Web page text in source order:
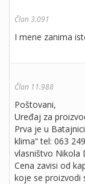
Član 3.091
I mene zanima
Član 11.988
Poštovani,
Uređaj za
Prva je u
klima“ tel: 063
vlasništvo Nikola
Cena zavisi od
koje se proizvodi